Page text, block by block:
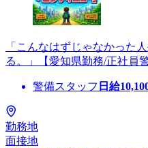
「こんなはずじゃなかった
る。」【愛知県勤務/正社員警
警備スタッフ 日給
勤務地
面接地